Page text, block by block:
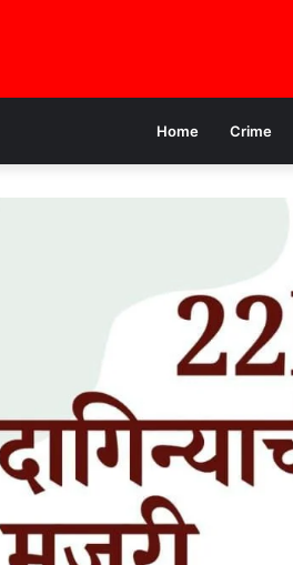
Home Crime